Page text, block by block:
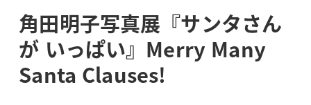
角田明子写真展『サンタさん
が いっぱい』Merry Many
Santa Clauses!